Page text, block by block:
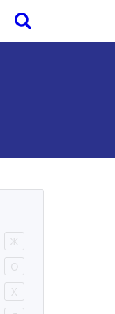
Ж
О
Х